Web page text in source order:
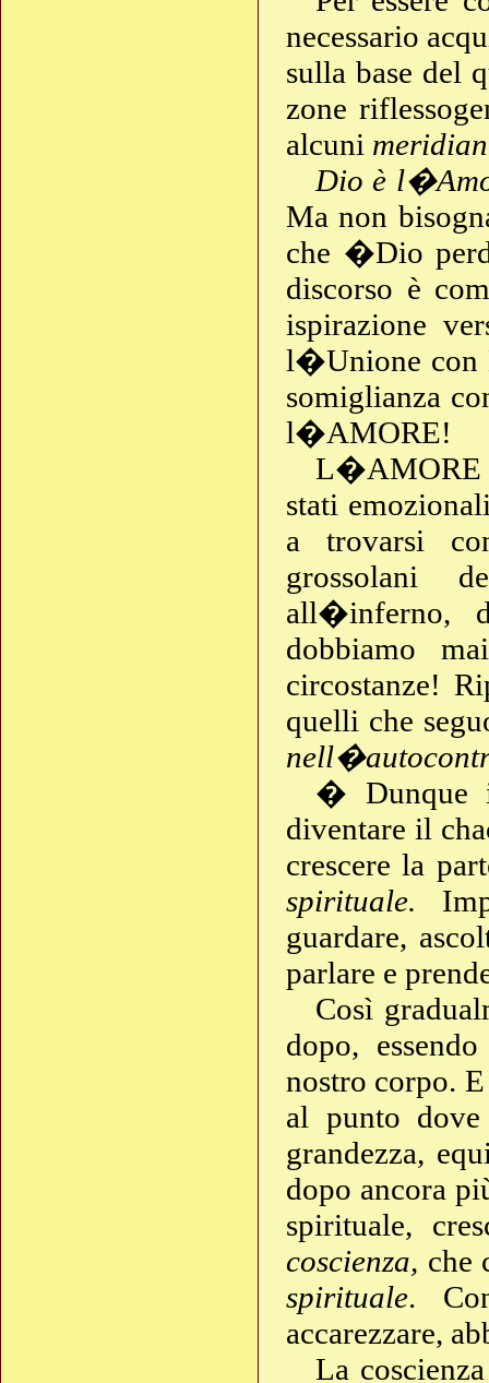
necessario
sulla base del
zone
alcuni
Dio è
Ma non
che �Dio
discorso è
ispirazione
l�Unione con
somiglianza
l�AMORE!
L�AMORE
stati
a trovarsi
grossolani
all�inferno,
dobbiamo
circostanze!
quelli che
� Dunque
diventare il
crescere la
spirituale.
guardare,
parlare e
Così
dopo,
nostro corpo.
al punto
grandezza,
dopo ancora
spirituale,
coscienza, che
spirituale.
accarezzare,
La